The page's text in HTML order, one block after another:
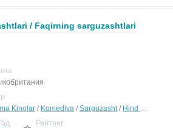
/ Faqirning sarguzashtlari
Kinolar / Komediya /Sarguzasht/ Hind Kinolar Uzbek Tilida
Рейтинг